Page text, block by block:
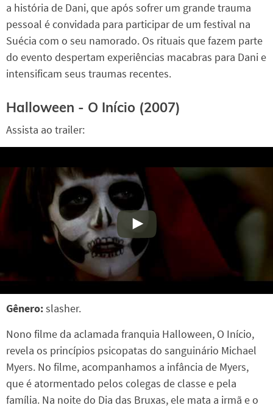
a história de Dani, que após sofrer um grande trauma
pessoal é convidada para participar de um festival na
Suécia com o seu namorado. Os rituais que fazem parte
do evento despertam experiências macabras para Dani e
intensificam seus traumas recentes.
Halloween - O Início (2007)
Assista ao trailer:
Gênero:slasher.
Nono filme da aclamada franquia Halloween, O Início,
revela os princípios psicopatas do sanguinário Michael
Myers. No filme, acompanhamos a infância de Myers,
que é atormentado pelos colegas de classe e pela
família. Na noite do Dia das Bruxas, ele mata a irmã e o